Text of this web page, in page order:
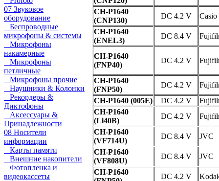
07 Звуковое
оборудование
Беспроводные
микрофоны & системы
Микрофоны
накамерные
Микрофоны
петличные
Микрофоны прочие
Наушники & Колонки
Рекордеры &
Диктофоны
Аксессуары &
Принадлежности
08 Носители
информации
Карты памяти
Внешние накопители
Фотопленка и
видеокассеты
CH-P1640
(CNP130)
DC 4.2 V
Casio
CH-P1640
(ENEL3)
DC 8.4 V
CH-P1640
(FNP40)
DC 4.2 V
CH-P1640
(FNP50)
DC 4.2 V
CH-P1640 (005E)
DC 4.2 V
CH-P1640
(Li40B)
DC 4.2 V
CH-P1640
(VF714U)
DC 8.4 V
JVC
CH-P1640
(VF808U)
DC 8.4 V
JVC
CH-P1640
DC 4.2 V